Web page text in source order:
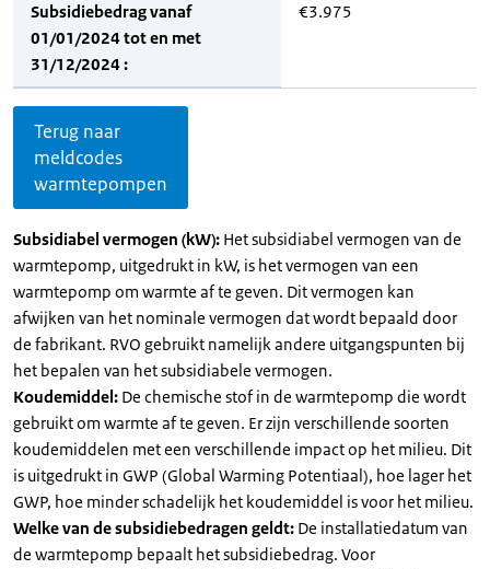
Subsidiebedrag vanaf
01/01/2024 tot en met
31/12/2024 :
€3.975
Terug naar
meldcodes
warmtepompen
Subsidiabel vermogen (kW): Het subsidiabel vermogen van de
warmtepomp, uitgedrukt in kW, is het vermogen van een
warmtepomp om warmte af te geven. Dit vermogen kan
afwijken van het nominale vermogen dat wordt bepaald door
de fabrikant. RVO gebruikt namelijk andere uitgangspunten bij
het bepalen van het subsidiabele vermogen.
Koudemiddel: De chemische stof in de warmtepomp die wordt
gebruikt om warmte af te geven. Er zijn verschillende soorten
koudemiddelen met een verschillende impact op het milieu. Dit
is uitgedrukt in GWP (Global Warming Potentiaal), hoe lager het
GWP, hoe minder schadelijk het koudemiddel is voor het milieu.
Welke van de subsidiebedragen geldt: De installatiedatum van
de warmtepomp bepaalt het subsidiebedrag. Voor